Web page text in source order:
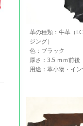
革の種類：牛革（
ジング）
色：ブラック
厚さ：3.5 ｍｍ前後
用途：革小物・イ